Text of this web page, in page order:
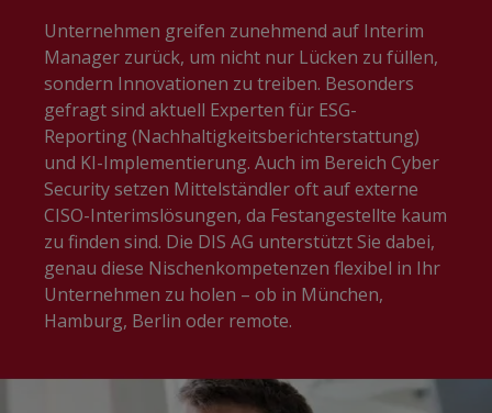
Unternehmen greifen zunehmend auf Interim
Manager zurück, um nicht nur Lücken zu füllen,
sondern Innovationen zu treiben. Besonders
gefragt sind aktuell Experten für ESG-
Reporting (Nachhaltigkeitsberichterstattung)
und KI-Implementierung. Auch im Bereich Cyber
Security setzen Mittelständler oft auf externe
CISO-Interimslösungen, da Festangestellte kaum
zu finden sind. Die DIS AG unterstützt Sie dabei,
genau diese Nischenkompetenzen flexibel in Ihr
Unternehmen zu holen – ob in München,
Hamburg, Berlin oder remote.